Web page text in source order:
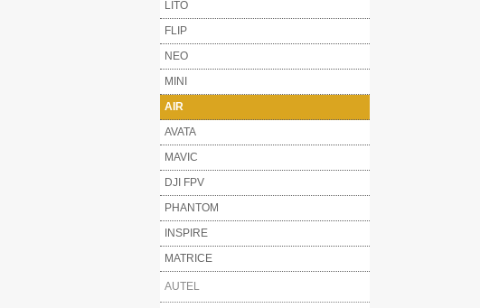
LITO
FLIP
NEO
MINI
AIR
AVATA
MAVIC
DJI FPV
PHANTOM
INSPIRE
MATRICE
AUTEL